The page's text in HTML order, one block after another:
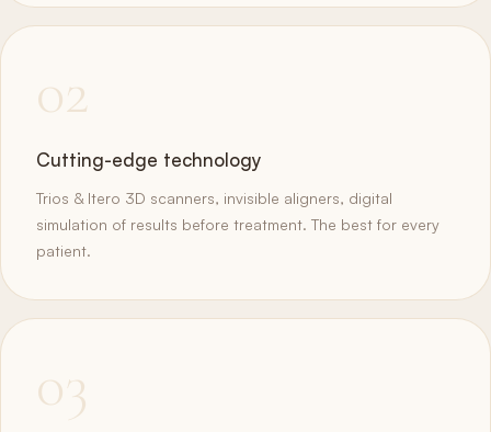
02
Cutting-edge technology
Trios & Itero 3D scanners, invisible aligners, digital
simulation of results before treatment. The best for every
patient.
03